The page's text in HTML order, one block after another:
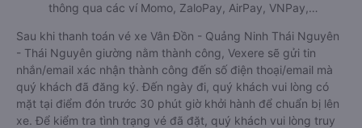
thông qua các ví Momo, ZaloPay, AirPay, VNPay,…
Sau khi thanh toán vé xe Vân Đồn - Quảng Ninh Thái Nguyên
- Thái Nguyên giường nằm thành công, Vexere sẽ gửi tin
nhắn/email xác nhận thành công đến số điện thoại/email mà
quý khách đã đăng ký. Đến ngày đi, quý khách vui lòng có
mặt tại điểm đón trước 30 phút giờ khởi hành để chuẩn bị lên
xe. Để kiểm tra tình trạng vé đã đặt, quý khách vui lòng truy